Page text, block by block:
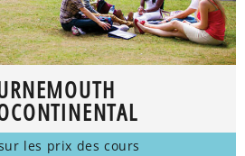
les prix des cours